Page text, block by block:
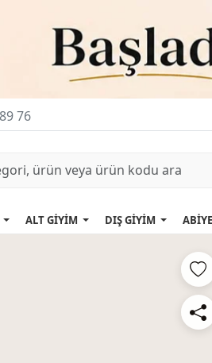
76
ALT GİYİM DIŞ GİYİM ABİYE